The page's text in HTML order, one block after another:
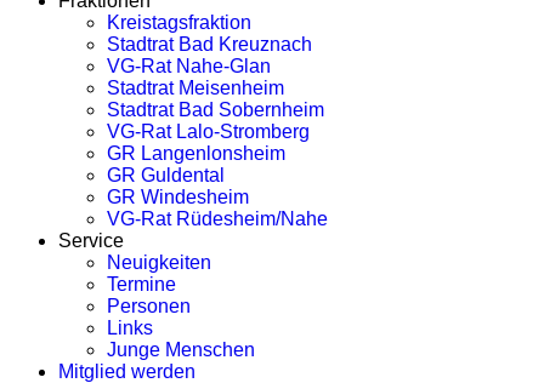
Kreistagsfraktion
Stadtrat Bad Kreuznach
VG-Rat Nahe-Glan
Stadtrat Meisenheim
Stadtrat Bad Sobernheim
VG-Rat Lalo-Stromberg
GR Langenlonsheim
GR Guldental
GR Windesheim
VG-Rat Rüdesheim/Nahe
Service
Neuigkeiten
Termine
Personen
Links
Junge Menschen
Mitglied werden